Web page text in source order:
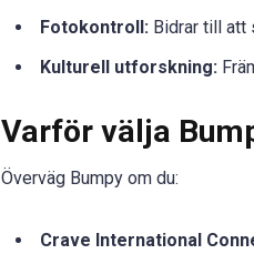
Fotokontroll: Bidrar till att
Kulturell utforskning:
Varför välja
Överväg Bumpy om du:
Crave International